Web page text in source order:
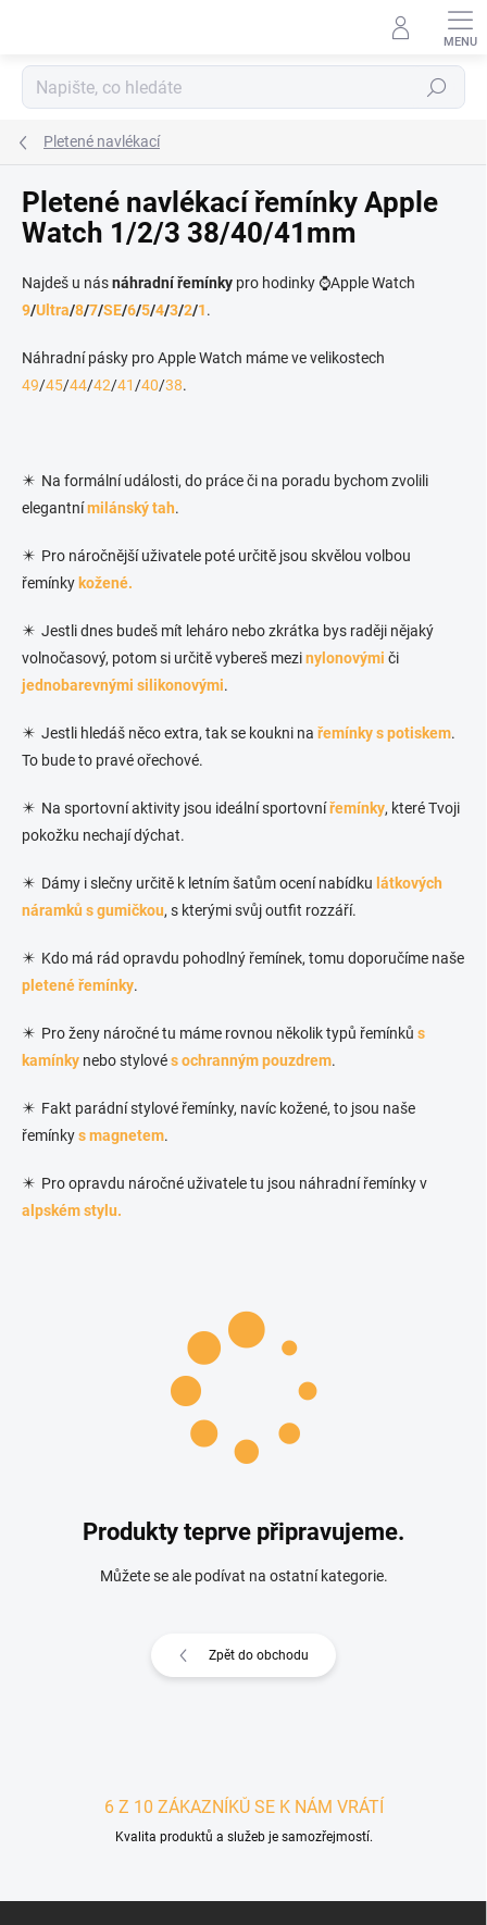
Hledat
Pletené navlékací
Pletené navlékací řemínky Apple
Watch 1/2/3 38/40/41mm
Najdeš u násnáhradní řemínky pro hodinky ⌚Apple Watch
9/Ultra/8/7/SE/6/5/4/3/2/1.
Náhradní pásky pro Apple Watch máme ve velikostech
49/45/44/42/41 /40/38.
✴️ Na formální události, do práce či na poradu bychom zvolili
elegantnímilánský tah.
✴️ Pro náročnější uživatele poté určitě jsou skvělou volbou
řemínky kožené.
✴️ Jestli dnes budeš mít leháro nebo zkrátka bys raději nějaký
volnočasový, potom si určitě vybereš mezinylonovými či
jednobarevnými silikonovými.
✴️ Jestli hledáš něco extra, tak se koukni na řemínky s potiskem.
To bude to pravé ořechové.
✴️ Na sportovní aktivity jsou ideální sportovnířemínky, které Tvoji
pokožku nechají dýchat.
✴️ Dámy i slečny určitě k letním šatům ocení nabídku látkových
náramků s gumičkou, s kterými svůj outfit rozzáří.
✴️ Kdo má rád opravdu pohodlný řemínek, tomu doporučíme naše
pletené řemínky.
✴️ Pro ženy náročné tu máme rovnou několik typů řemínků s
kamínky nebo stylovés ochranným pouzdrem.
✴️ Fakt parádní stylové řemínky, navíc kožené, to jsou naše
řemínkys magnetem.
✴️ Pro opravdu náročné uživatele tu jsou náhradní řemínky v
alpském stylu.
Produkty teprve připravujeme.
Můžete se ale podívat na ostatní kategorie.
Zpět do obchodu
6 Z 10 ZÁKAZNÍKŮ SE K NÁM VRÁTÍ
Kvalita produktů a služeb je samozřejmostí.